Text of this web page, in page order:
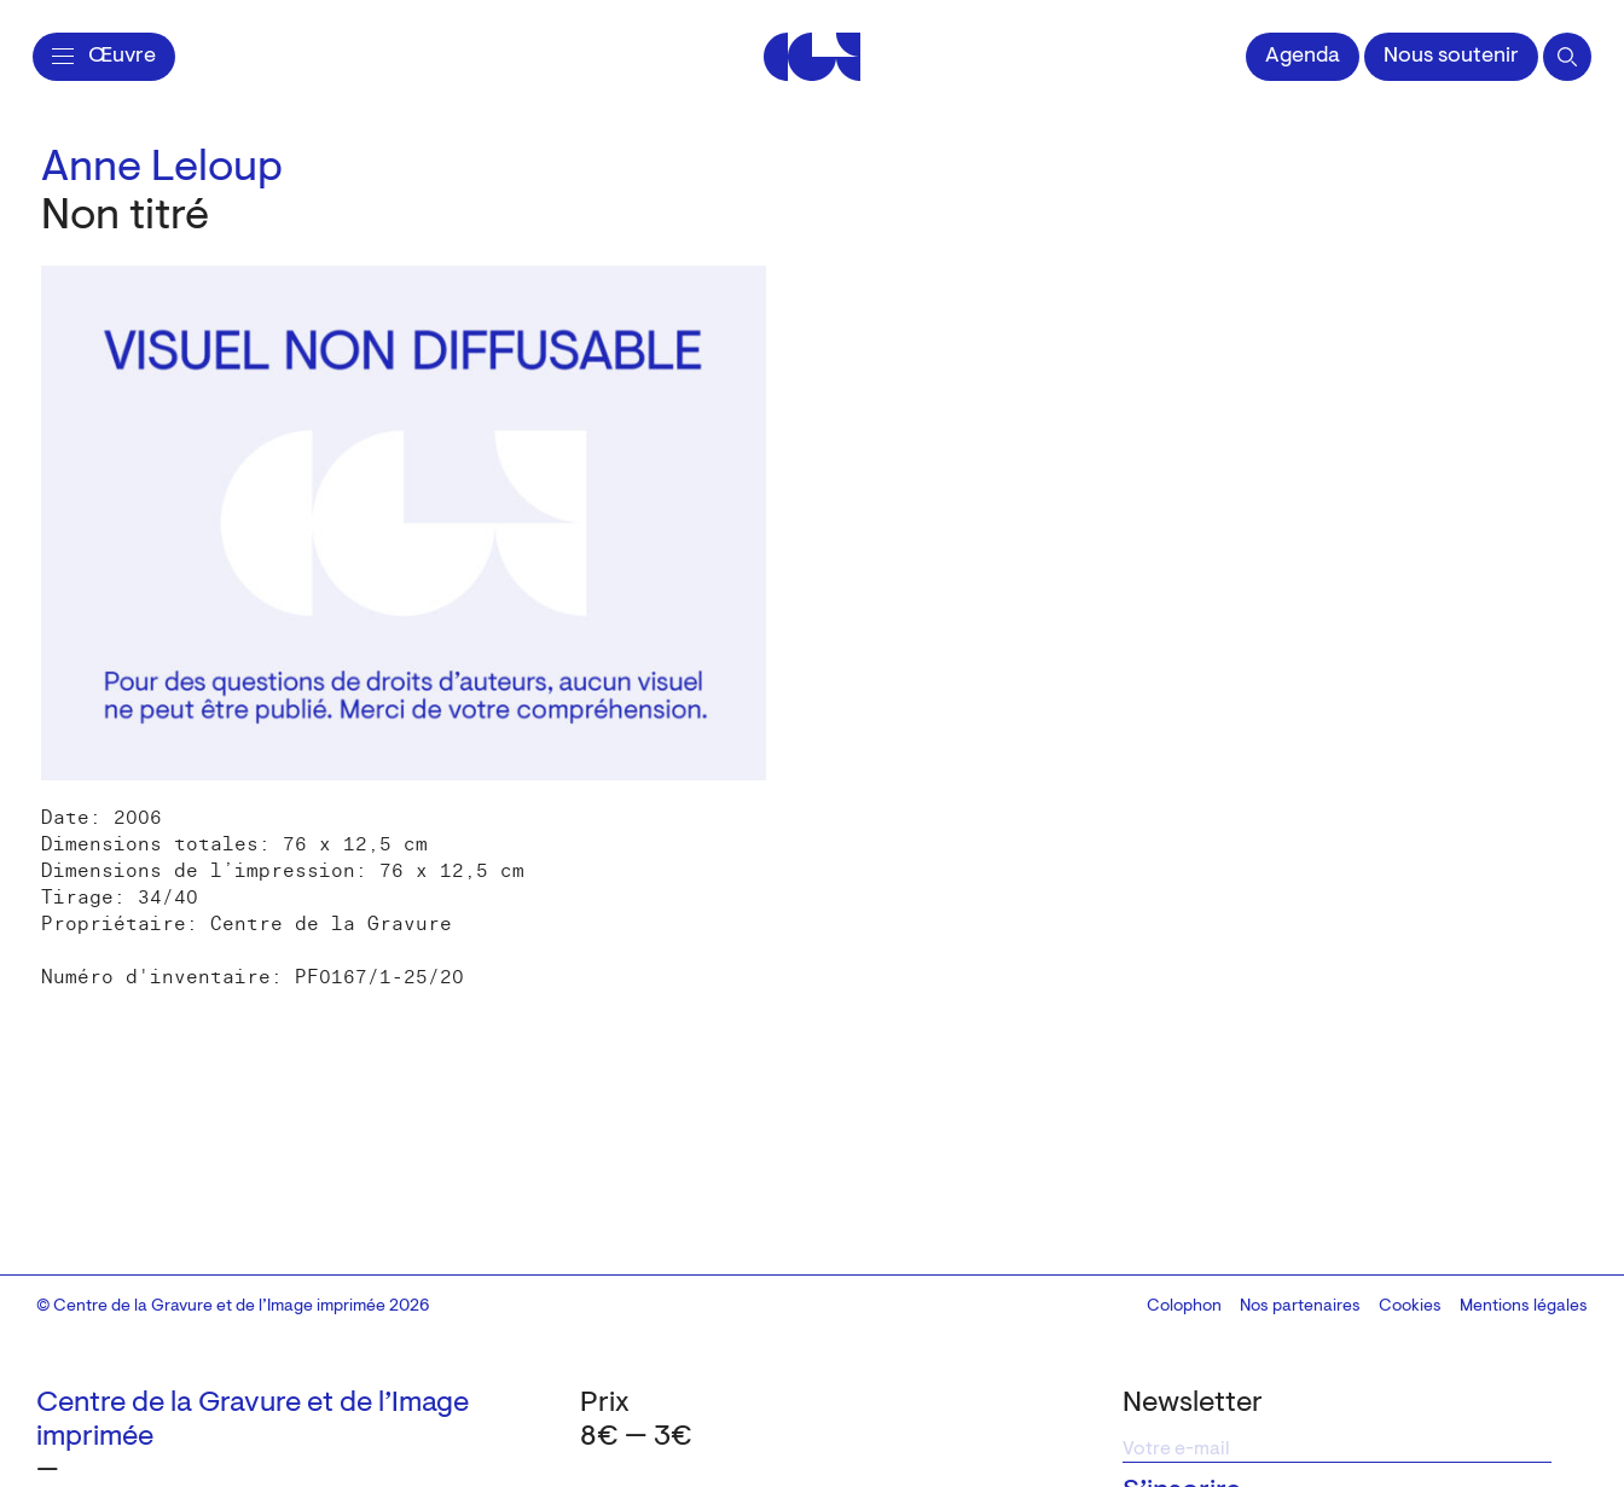
Œuvre Centre de la Gravure et de l'Image impriméeAgenda Nous soutenir
Anne Leloup
Non titré
Date: 2006
Dimensions totales: 76 x 12,5 cm
Dimensions de l’impression: 76 x 12,5 cm
Tirage: 34/40
Propriétaire: Centre de la Gravure
Numéro d'inventaire: PF0167/1-25/20
Centre de la Gravure et de l’Image
imprimée
—
Newsletter
Prix
8€ — 3€
© Centre de la Gravure et de l’Image imprimée 2026 Colophon
Design:Marcel Kaczmarek, code:8080.studio
Nos partenaires Cookies Mentions légales